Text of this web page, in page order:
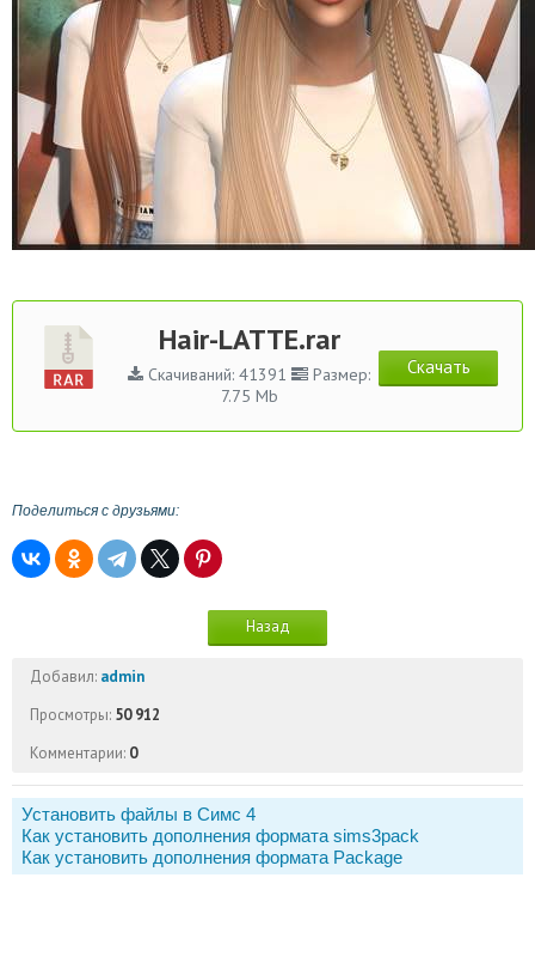
Hair-LATTE.rar
Скачиваний: 41391
Размер:
7.75 Mb
Скачать
Поделиться с друзьями:
Назад
Добавил: admin
Просмотры: 50 912
Комментарии: 0
Установить файлы в Симс 4
Как установить дополнения формата sims3pack
Как установить дополнения формата Package